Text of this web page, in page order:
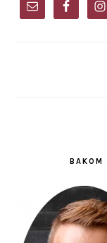
SIDEBAR
BAKOM